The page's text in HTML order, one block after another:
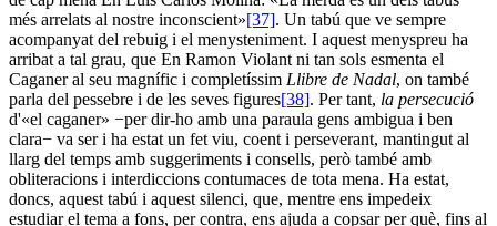
més arrelats al nostre inconscient»[37]. Un tabú que ve sempre
acompanyat del rebuig i el menysteniment. I aquest menyspreu ha
arribat a tal grau, que En Ramon Violant ni tan sols esmenta el
Caganer al seu magnífic i completíssim Llibre de Nadal, on també
parla del pessebre i de les seves figures[38]. Per tant, la persecució
d'«el caganer» −per dir-ho amb una paraula gens ambigua i ben
clara− va ser i ha estat un fet viu, coent i perseverant, mantingut al
llarg del temps amb suggeriments i consells, però també amb
obliteracions i interdiccions contumaces de tota mena. Ha estat,
doncs, aquest tabú i aquest silenci, que, mentre ens impedeix
estudiar el tema a fons, per contra, ens ajuda a copsar per què, fins al